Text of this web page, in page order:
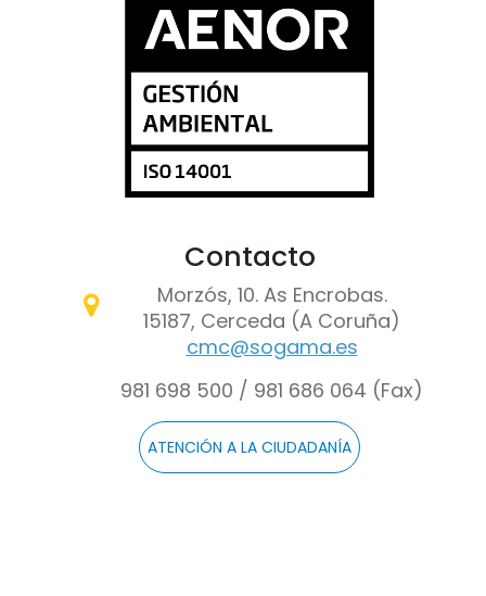
Contacto
Morzós, 10. As Encrobas.
15187, Cerceda (A Coruña)
cmc@sogama.es
981 698 500 / 981 686 064 (Fax)
ATENCIÓN A LA CIUDADANÍA